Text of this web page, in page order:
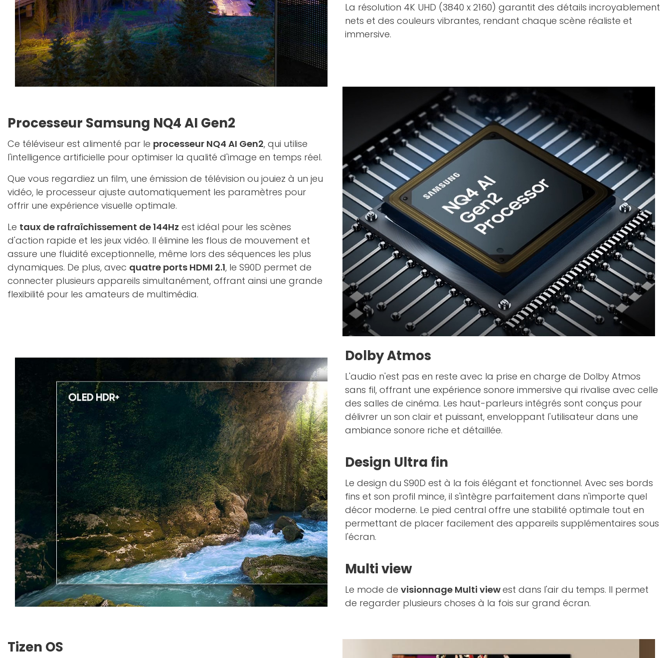
La résolution 4K UHD (3840 x 2160) garantit des détails incroyablement
nets et des couleurs vibrantes, rendant chaque scène réaliste et
immersive.
Processeur Samsung NQ4 AI Gen2
Ce téléviseur est alimenté par le processeur NQ4 AI Gen2, qui utilise
l'intelligence artificielle pour optimiser la qualité d'image en temps réel.
Que vous regardiez un film, une émission de télévision ou jouiez à un jeu
vidéo, le processeur ajuste automatiquement les paramètres pour
offrir une expérience visuelle optimale.
Le taux de rafraîchissement de 144Hz est idéal pour les scènes
d'action rapide et les jeux vidéo. Il élimine les flous de mouvement et
assure une fluidité exceptionnelle, même lors des séquences les plus
dynamiques. De plus, avec quatre ports HDMI 2.1, le S90D permet de
connecter plusieurs appareils simultanément, offrant ainsi une grande
flexibilité pour les amateurs de multimédia.
Dolby Atmos
L'audio n'est pas en reste avec la prise en charge de Dolby Atmos
sans fil, offrant une expérience sonore immersive qui rivalise avec celle
des salles de cinéma. Les haut-parleurs intégrés sont conçus pour
délivrer un son clair et puissant, enveloppant l'utilisateur dans une
ambiance sonore riche et détaillée.
Design Ultra fin
Le design du S90D est à la fois élégant et fonctionnel. Avec ses bords
fins et son profil mince, il s'intègre parfaitement dans n'importe quel
décor moderne. Le pied central offre une stabilité optimale tout en
permettant de placer facilement des appareils supplémentaires sous
l'écran.
Multi view
Le mode de visionnage Multi viewest dans l'air du temps. Il permet
de regarder plusieurs choses à la fois sur grand écran.
Tizen OS